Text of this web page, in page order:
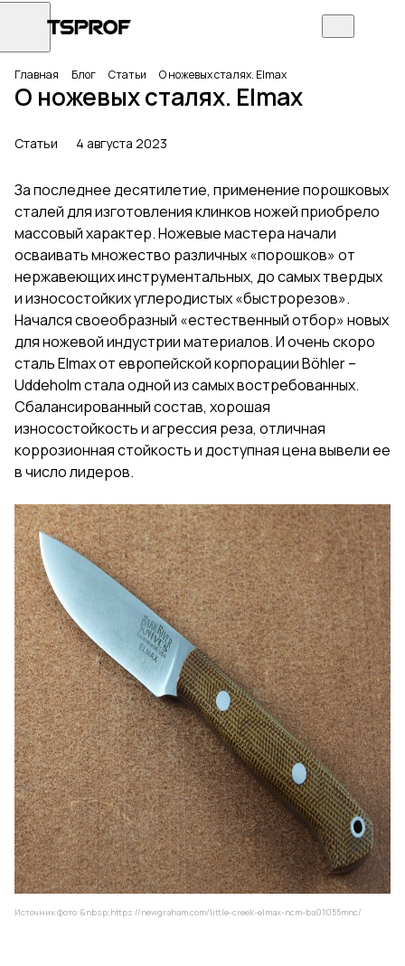
Главная Блог Статьи О ножевых сталях. Elmax
О ножевых сталях. Elmax
Статьи 4 августа 2023
За последнее десятилетие, применение порошковых
сталей для изготовления клинков ножей приобрело
массовый характер. Ножевые мастера начали
осваивать множество различных «порошков» от
нержавеющих инструментальных, до самых твердых
и износостойких углеродистых «быстрорезов».
Начался своеобразный «естественный отбор» новых
для ножевой индустрии материалов. И очень скоро
сталь Elmax от европейской корпорации Böhler –
Uddeholm стала одной из самых востребованных.
Сбалансированный состав, хорошая
износостойкость и агрессия реза, отличная
коррозионная стойкость и доступная цена вывели ее
в число лидеров.
Источник фото:&nbsp;https://newgraham.com/little-creek-elmax-ncm-ba01055mnc/